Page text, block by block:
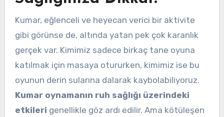
Kumar, eğlenceli ve heyecan verici bir aktivite
gibi görünse de, altında yatan pek çok karanlık
gerçek var. Kimimiz sadece birkaç tane oyuna
katılmak için masaya otururken, kimimiz ise bu
oyunun derin sularına dalarak kaybolabiliyoruz.
Kumar oynamanın ruh sağlığı üzerindeki
etkileri genellikle göz ardı edilir. Ama kötüleşen